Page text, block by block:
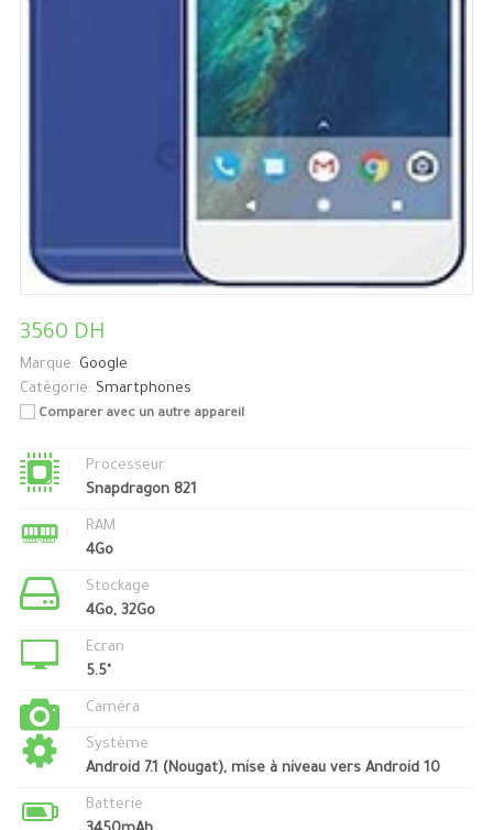
3560 DH
Marque: Google
Catégorie: Smartphones
Comparer avec un autre appareil
Processeur
Snapdragon 821
RAM
4Go
Stockage
4Go, 32Go
Ecran
5.5"
Caméra
Système
Android 7.1 (Nougat), mise à niveau vers Android 10
Batterie